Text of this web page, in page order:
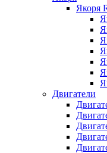
Якоря
Двигатели